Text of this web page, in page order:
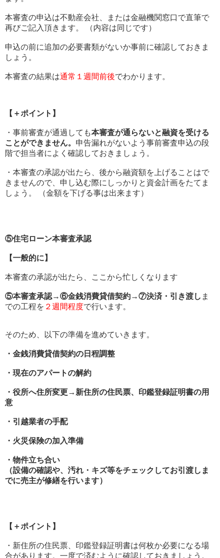
本審査の申込は不動産会社、または金融機関窓口で直筆で
再びご記入頂きます。 （内容は同じです）
申込の前に追加の必要書類がないか事前に確認しておきま
しょう。
本審査の結果は通常１週間前後でわかります。
【＋ポイント】
・事前審査が通過しても本審査が通らないと融資を受ける
ことができません。 申告漏れがないよう事前審査申込の段
階で担当者によく確認しておきましょう。
・本審査の承認が出たら、後から融資額を上げることはで
きませんので、申し込む際にしっかりと資金計画をたてま
しょう。 （金額を下げる事は出来ます）
⑤住宅ローン本審査承認
【一般的に】
本審査の承認が出たら、ここから忙しくなります
⑤本審査承認→⑥金銭消費貸借契約→⑦決済・引き渡し ま
での工程を ２週間程度で行います。
そのため、以下の準備を進めていきます。
・金銭消費貸借契約の日程調整
・現在のアパートの解約
・役所へ住所変更→新住所の住民票、印鑑登録証明書の用
意
・引越業者の手配
・火災保険の加入準備
・物件立ち合い
（設備の確認や、汚れ・キズ等をチェックしてお引渡しま
でに売主が修繕を行います）
【＋ポイント】
・新住所の住民票、印鑑登録証明書は何枚か必要になる場
合があります。一度で済むように確認しておきましょう。